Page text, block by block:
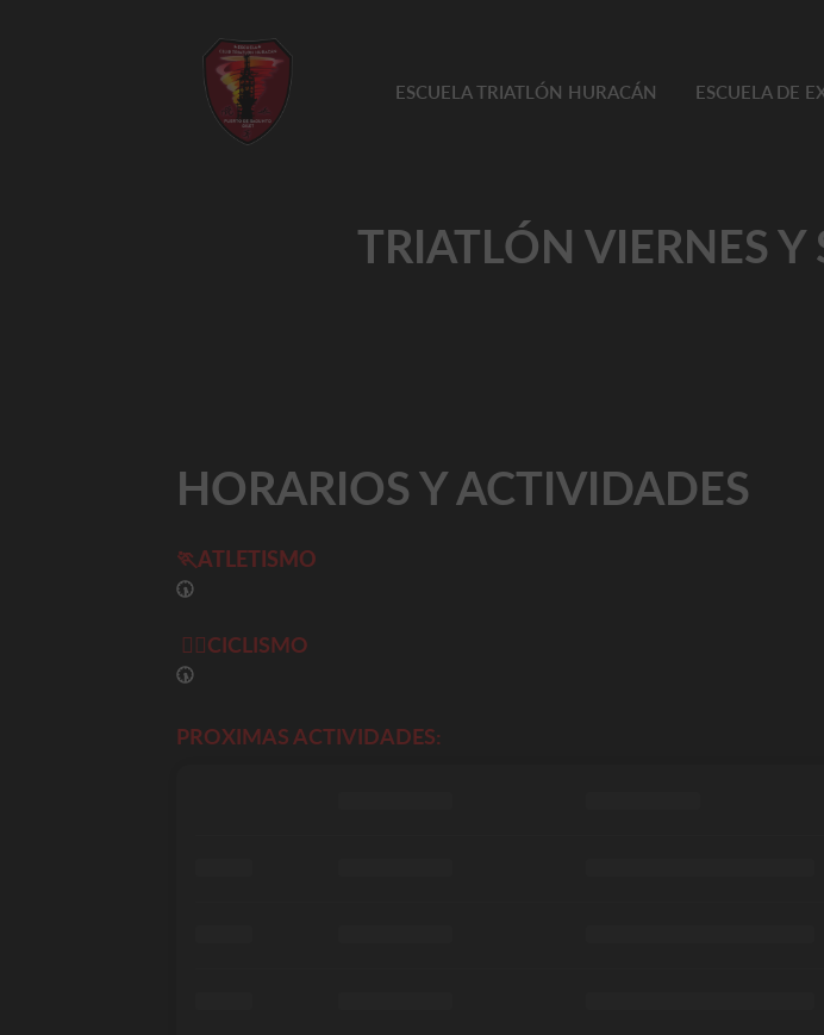
ESCUELA TRIATLÓN HURACÁN ESCUELA DE
TRIATLÓN VIERNES
HORARIOS Y ACTIVIDADES
🏃ATLETISMO
🕠
🚴‍♀️CICLISMO
🕠
PROXIMAS ACTIVIDADES: